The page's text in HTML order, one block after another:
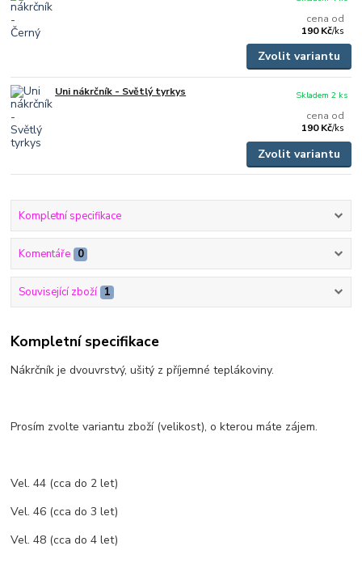
cena od
190 Kč/ks
Zvolit variantu
Uni nákrčník - Světlý tyrkys
cena od
190 Kč/ks
Skladem 2 ks
Zvolit variantu
Kompletní specifikace
Komentáře 0
Související zboží 1
Kompletní specifikace
Nákrčník je dvouvrstvý, ušitý z příjemné teplákoviny.
Prosím zvolte variantu zboží (velikost), o kterou máte zájem.
Vel. 44 (cca do 2 let)
Vel. 46 (cca do 3 let)
Vel. 48 (cca do 4 let)